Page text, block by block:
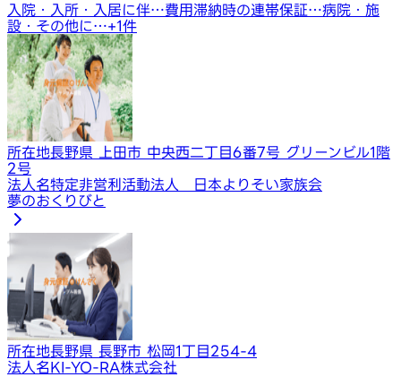
入院・入所・入居に伴…費用滞納時の連帯保証…病院・施
設・その他に…+1件
所在地長野県 上田市 中央西二丁目6番7号 グリーンビル1階
2号
法人名特定非営利活動法人 日本よりそい家族会
夢のおくりびと
所在地長野県 長野市 松岡1丁目254-4
法人名KI-YO-RA株式会社